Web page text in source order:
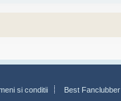
si conditii Best Fanclubber